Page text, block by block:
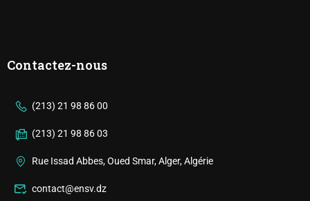
Contactez-nous
(213) 21 98 86 00
(213) 21 98 86 03
Rue Issad Abbes, Oued Smar, Alger, Algérie
contact@ensv.dz